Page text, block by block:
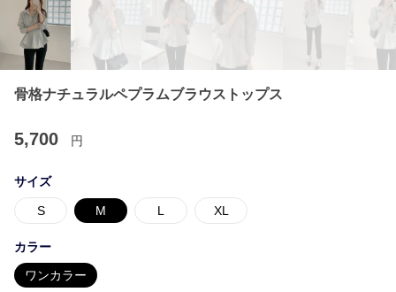
骨格ナチュラルペプラムブラウストップス
5,700 円
サイズ
S M L XL
カラー
ワンカラー